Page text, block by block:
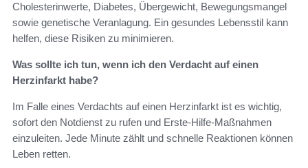
Cholesterinwerte, Diabetes, Übergewicht, Bewegungsmangel
sowie genetische Veranlagung. Ein gesundes Lebensstil kann
helfen, diese Risiken zu minimieren.
Was sollte ich tun, wenn ich den Verdacht auf einen
Herzinfarkt habe?
Im Falle eines Verdachts auf einen Herzinfarkt ist es wichtig,
sofort den Notdienst zu rufen und Erste-Hilfe-Maßnahmen
einzuleiten. Jede Minute zählt und schnelle Reaktionen können
Leben retten.